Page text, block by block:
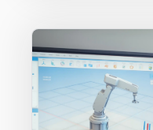
将多媒体元素融
有效的小组讨论